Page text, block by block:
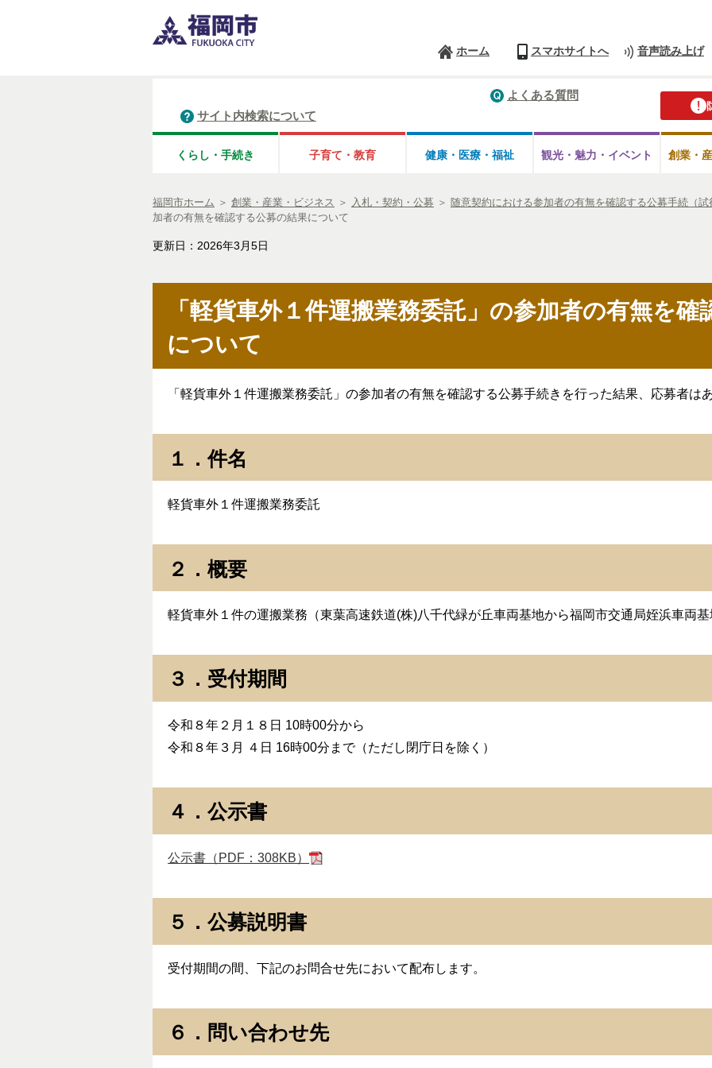
ホーム スマホサイトへ 音声読み上げ
よくある質問
サイト内検索について
くらし・手続き 子育て・教育 健康・医療・ 福祉 観光・魅力・ イベント 創業・
福岡市ホーム ＞ 創業・産業・ビジネス ＞ 入札・契約・公募 ＞ 随意契約における参加者の有無を確認する公募手続（試
加者の有無を確認する公募の結果について
更新日：2026年3月5日
「軽貨車外１件運搬業務委託」の参加者の有無を
について
「軽貨車外１件運搬業務委託」の参加者の有無を確認する公募手続きを行った結果、応募者は
１．件名
軽貨車外１件運搬業務委託
２．概要
軽貨車外１件の運搬業務（東葉高速鉄道(株)八千代緑が丘車両基地から福岡市交通局姪浜車両
３．受付期間
令和８年２月１８日 10時00分から
令和８年３月 ４日 16時00分まで（ただし閉庁日を除く）
４．公示書
公示書（PDF：308KB）
５．公募説明書
受付期間の間、下記のお問合せ先において配布します。
６．問い合わせ先